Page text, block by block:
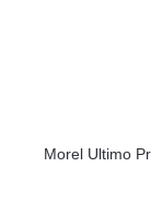
Morel Ultimo